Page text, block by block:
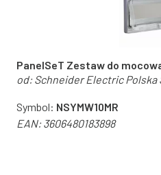
PanelSeT Zestaw do
od:Schneider Electric Polska
Symbol: NSYMW10MR
EAN:3606480183898